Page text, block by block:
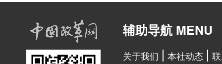
辅助导航 MENU
关于我们 本社动态